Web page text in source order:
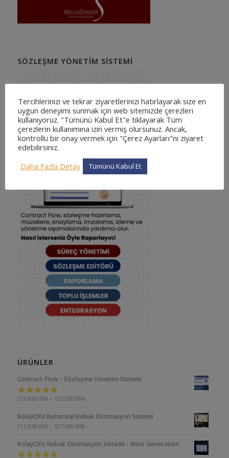
SÖZLEŞME YÖNETIM SISTEMI
ÜRÜNLER
Contract Flow - Sözleşme Yönetim Sistemi
5 üzerinden
211,830.00₺ – 527,530.00₺
KolayOfis Kurumsal Hukuk Otomasyon Sistemi
211,830.00₺ – 527,530.00₺
KolayOfis Hukuk Otomasyon Sistemi - Next Generation
Tercihlerinizi ve tekrar ziyaretlerinizi hatırlayarak size en
uygun deneyimi sunmak için web sitemizde çerezleri
kullanıyoruz. "Tümünü Kabul Et"e tıklayarak Tüm
çerezlerin kullanımına izin vermiş olursunuz. Ancak,
kontrollü bir onay vermek için "Çerez Ayarları"nı ziyaret
edebilirsiniz.
Daha Fazla Detay
Tümünü Kabul Et